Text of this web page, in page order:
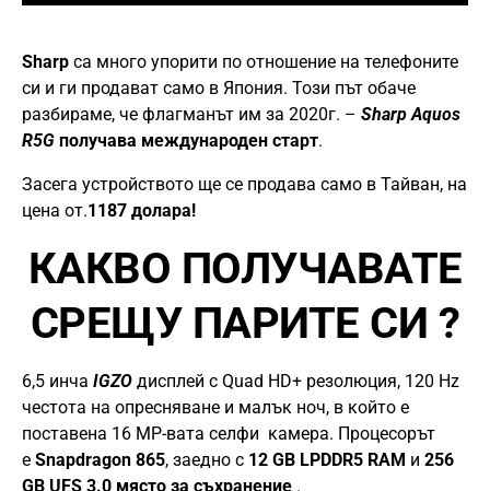
Sharp са много упорити по отношение на телефоните
си и ги продават само в Япония. Този път обаче
разбираме, че флагманът им за 2020г. – Sharp Aquos
R5G получава международен старт.
Засега устройството ще се продава само в Тайван, на
цена от.1187 долара!
КАКВО ПОЛУЧАВАТЕ
СРЕЩУ ПАРИТЕ СИ ?
6,5 инча IGZO дисплей с Quad HD+ резолюция, 120 Hz
честота на опресняване и малък ноч, в който е
поставена 16 MP-вата селфи камера. Процесорът
е Snapdragon 865, заедно с 12 GB LPDDR5 RAM и 256
GB UFS 3.0 място за съхранение .